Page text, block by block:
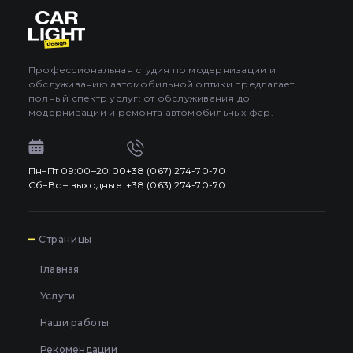
Про автосвет
Все категории
Контакты
Язык
UA
EN
RU
Пн–Пт 09:00–20:00
Сб–Вс – выходные
+38 (067) 274-70-70
+38 (063) 274-70-70
Профессиональная студия по модернизации и
обслуживанию автомобильной оптики предлагает
полный спектр услуг: от обслуживания до
модернизации и ремонта автомобильных фар.
Пн–Пт 09:00–20:00
Сб–Вс – выходные
+38 (067) 274-70-70
+38 (063) 274-70-70
Страницы
Главная
Услуги
Наши работы
Рекомендации